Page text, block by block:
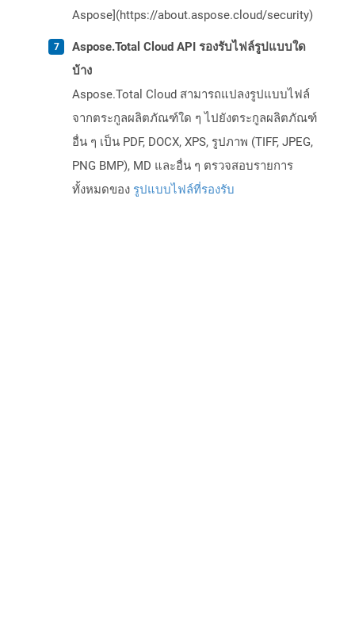
Aspose](https://about.aspose.cloud/security)
Aspose.Total Cloud API รองรับไฟล์รูปแบบใด
บ้าง
Aspose.Total Cloud สามารถแปลงรูปแบบไฟล์
จากตระกูลผลิตภัณฑ์ใด ๆ ไปยังตระกูลผลิตภัณฑ์
อื่น ๆ เป็น PDF, DOCX, XPS, รูปภาพ (TIFF, JPEG,
PNG BMP), MD และอื่น ๆ ตรวจสอบรายการ
ทั้งหมดของ รูปแบบไฟล์ที่รองรับ